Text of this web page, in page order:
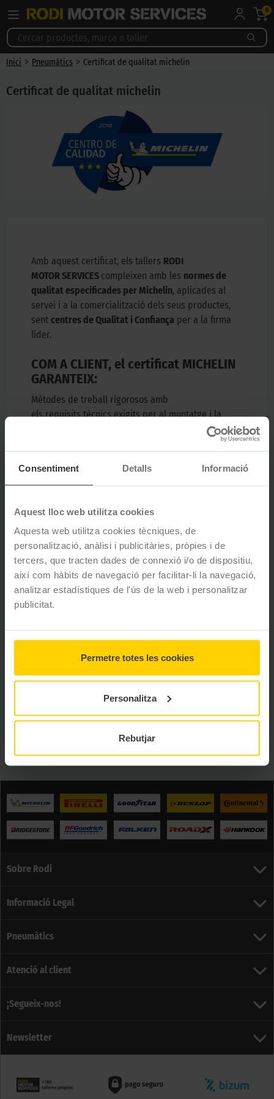
Consentiment Detalls Informació
Aquest lloc web utilitza cookies
Aquesta web utilitza cookies tècniques, de
personalització, anàlisi i publicitàries, pròpies i de
tercers, que tracten dades de connexió i/o de dispositiu,
així com hàbits de navegació per facilitar-li la navegació,
analitzar estadístiques de l'ús de la web i personalitzar
publicitat.
Permetre totes les cookies
Personalitza
Rebutjar
0
Inici > Pneumàtics > Certificat de qualitat michelin
Certificat de qualitat michelin
Amb aquest certificat, els tallers RODI
MOTOR SERVICES compleixen amb les normes de
qualitat especificades per Michelin, aplicades al
servei i a la comercialització dels seus productes,
sent centres de Qualitat i Confiança per a la firma
líder.
COM A CLIENT, el certificat MICHELIN
GARANTEIX:
Mètodes de treball rigorosos amb
els requisits tècnics exigits per al muntatge i la
Punts de venda que reuneixen totes les condicions
personalitzada, vetllant per la seva seguretat i
comoditat.
manipulació dels productes que se li ofereixen.
Personal a la seva disposició per a qualsevol
suggeriment o dubte que vulgui compartir.
Transparència garantida mitjançant la utilització del
full de treball, on es defineixen les operacions a
efectuar en el seu vehicle, amb el seu pressupost
corresponent.
desenvolupats a aquest efecte.
Sobre Rodi
Informació Legal
Pneumàtics
Atenció al client
¡Segueix-nos!
Newsletter